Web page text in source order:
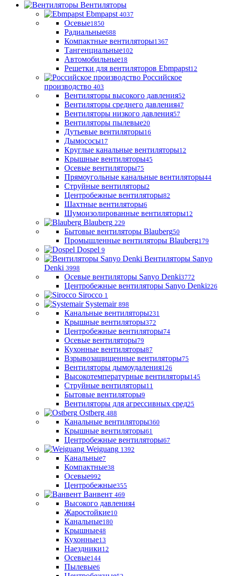
Вентиляторы
Ebmpapst 4037
Осевые1850
Радиальные688
Компактные вентиляторы1367
Тангенциальные102
Автомобильные18
Решетки для вентиляторов Ebmpapst12
Российское
производство 403
Вентиляторы высокого давления52
Вентиляторы среднего давления47
Вентиляторы низкого давления57
Вентиляторы пылевые20
Дутьевые вентиляторы16
Дымососы17
Круглые канальные вентиляторы12
Крышные вентиляторы45
Осевые вентиляторы75
Прямоугольные канальные вентиляторы44
Струйные вентиляторы2
Центробежные вентиляторы82
Шахтные вентиляторы6
Шумоизолированные вентиляторы12
Blauberg 229
Бытовые вентиляторы Blauberg50
Промышленные вентиляторы Blauberg179
Dospel 9
Вентиляторы Sanyo
Denki 3998
Осевые вентиляторы Sanyo Denki3772
Центробежные вентиляторы Sanyo Denki226
Sirocco 1
Systemair 898
Канальные вентиляторы231
Крышные вентиляторы372
Центробежные вентиляторы74
Осевые вентиляторы79
Кухонные вентиляторы87
Взрывозащищенные вентиляторы75
Вентиляторы дымоудаления126
Высокотемпературные вентиляторы145
Струйные вентиляторы11
Бытовые вентиляторы9
Вентиляторы для агрессивных сред25
Ostberg 488
Канальные вентиляторы360
Крышные вентиляторы61
Центробежные вентиляторы67
Weiguang 1392
Канальные7
Компактные38
Осевые992
Центробежные355
Ванвент 469
Высокого давления4
Жаростойкие10
Канальные180
Крышные48
Кухонные13
Наездники12
Осевые144
Пылевые6